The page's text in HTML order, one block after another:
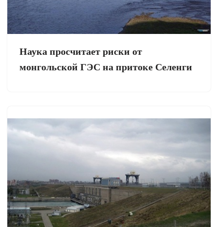
Наука просчитает риски от
монгольской ГЭС на притоке Селенги